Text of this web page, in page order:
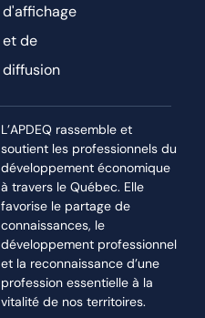
d'affichage
et de
diffusion
L’APDEQ rassemble et
soutient les professionnels du
développement économique
à travers le Québec. Elle
favorise le partage de
connaissances, le
développement professionnel
et la reconnaissance d’une
profession essentielle à la
vitalité de nos territoires.